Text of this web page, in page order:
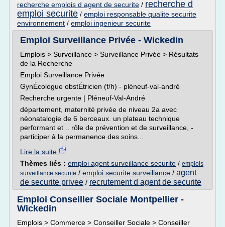
recherche emplois d agent de securite / recherche d
emploi securite / emploi responsable qualite securite
environnement / emploi ingenieur securite
Emploi Surveillance Privée - Wickedin
Emplois > Surveillance > Surveillance Privée > Résultats
de la Recherche
Emploi Surveillance Privée
GynÉcologue obstÉtricien (f/h) - pléneuf-val-andré
Recherche urgente | Pléneuf-Val-André
département, maternité privée de niveau 2a avec
néonatalogie de 6 berceaux. un plateau technique
performant et .. rôle de prévention et de surveillance, -
participer à la permanence des soins...
Lire la suite
Thèmes liés : emploi agent surveillance securite / emplois
surveillance securite / emploi securite surveillance / agent
de securite privee / recrutement d agent de securite
Emploi Conseiller Sociale Montpellier -
Wickedin
Emplois > Commerce > Conseiller Sociale > Conseiller